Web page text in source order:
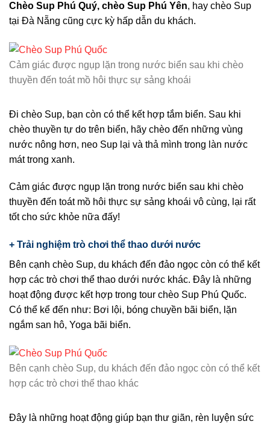
Chèo Sup Phú Quý, chèo Sup Phú Yên, hay chèo Sup
tại Đà Nẵng cũng cực kỳ hấp dẫn du khách.
Cảm giác được ngụp lặn trong nước biển sau khi chèo
thuyền đến toát mồ hôi thực sự sảng khoái
Đi chèo Sup, bạn còn có thể kết hợp tắm biển. Sau khi
chèo thuyền tự do trên biển, hãy chèo đến những vùng
nước nông hơn, neo Sup lại và thả mình trong làn nước
mát trong xanh.
Cảm giác được ngụp lặn trong nước biển sau khi chèo
thuyền đến toát mồ hôi thực sự sảng khoái vô cùng, lại rất
tốt cho sức khỏe nữa đấy!
+ Trải nghiệm trò chơi thể thao dưới nước
Bên cạnh chèo Sup, du khách đến đảo ngọc còn có thể kết
hợp các trò chơi thể thao dưới nước khác. Đây là những
hoạt động được kết hợp trong tour chèo Sup Phú Quốc.
Có thể kể đến như: Bơi lội, bóng chuyền bãi biển, lặn
ngắm san hô, Yoga bãi biển.
Bên cạnh chèo Sup, du khách đến đảo ngọc còn có thể kết
hợp các trò chơi thể thao khác
Đây là những hoạt động giúp bạn thư giãn, rèn luyện sức